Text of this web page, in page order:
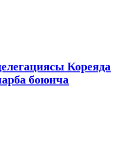
Кореяда
боюнча